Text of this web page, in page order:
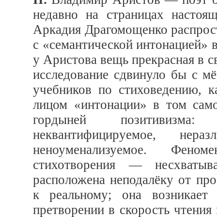
недавно на страницах
Аркадия Драгомощенко
с «семантической
у Аристова вещь прекрасная в
исследование сдвинуло бы с
учебников по стиховедению,
лицом «интонации» в том
гордыней
неквантифицируемое,
неноуменализуемое.
стихотворения —
расположена неподалёку от
к реальному; она
претворении в скорость